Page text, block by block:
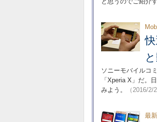
ソニーモバイルコ
「Xperia X」だ。
みよう。
（2016/2/
最